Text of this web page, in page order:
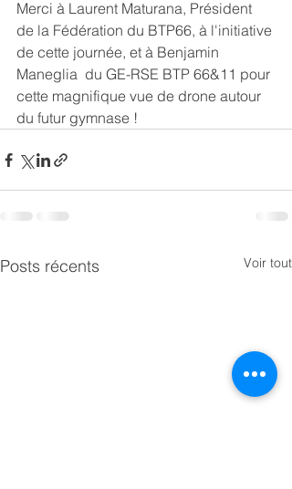
Merci à Laurent Maturana, Président
de la Fédération du BTP66, à l'initiative
de cette journée, et à Benjamin
Maneglia  du GE-RSE BTP 66&11 pour
cette magnifique vue de drone autour
du futur gymnase !
Posts récents Voir tout